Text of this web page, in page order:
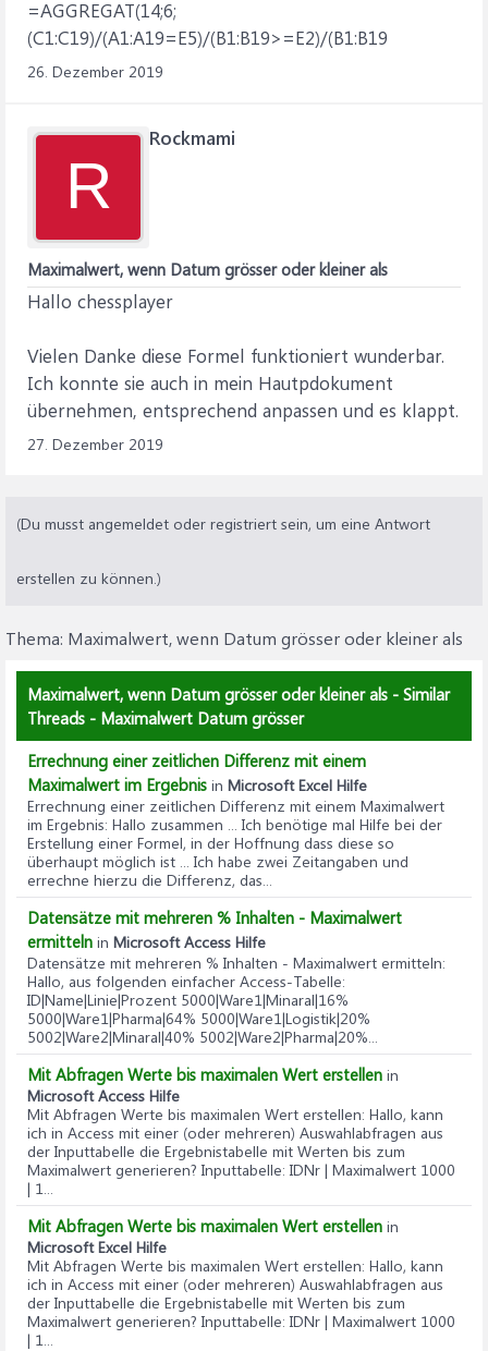
=AGGREGAT(14;6;
(C1:C19)/(A1:A19=E5)/(B1:B19>=E2)/(B1:B19
26. Dezember 2019
R
Rockmami
Maximalwert, wenn Datum grösser oder kleiner als
Hallo chessplayer
Vielen Danke diese Formel funktioniert wunderbar.
Ich konnte sie auch in mein Hautpdokument
übernehmen, entsprechend anpassen und es klappt.
27. Dezember 2019
(Du musst angemeldet oder registriert sein, um eine Antwort
erstellen zu können.)
Thema: Maximalwert, wenn Datum grösser oder kleiner als
Maximalwert, wenn Datum grösser oder kleiner als - Similar
Threads - Maximalwert Datum grösser
Errechnung einer zeitlichen Differenz mit einem
Maximalwert im Ergebnis in Microsoft Excel Hilfe
Errechnung einer zeitlichen Differenz mit einem Maximalwert
im Ergebnis: Hallo zusammen ... Ich benötige mal Hilfe bei der
Erstellung einer Formel, in der Hoffnung dass diese so
überhaupt möglich ist ... Ich habe zwei Zeitangaben und
errechne hierzu die Differenz, das...
Datensätze mit mehreren % Inhalten - Maximalwert
ermitteln in Microsoft Access Hilfe
Datensätze mit mehreren % Inhalten - Maximalwert ermitteln:
Hallo, aus folgenden einfacher Access-Tabelle:
ID|Name|Linie|Prozent 5000|Ware1|Minaral|16%
5000|Ware1|Pharma|64% 5000|Ware1|Logistik|20%
5002|Ware2|Minaral|40% 5002|Ware2|Pharma|20%...
Mit Abfragen Werte bis maximalen Wert erstellen in
Microsoft Access Hilfe
Mit Abfragen Werte bis maximalen Wert erstellen: Hallo, kann
ich in Access mit einer (oder mehreren) Auswahlabfragen aus
der Inputtabelle die Ergebnistabelle mit Werten bis zum
Maximalwert generieren? Inputtabelle: IDNr | Maximalwert 1000
| 1...
Mit Abfragen Werte bis maximalen Wert erstellen in
Microsoft Excel Hilfe
Mit Abfragen Werte bis maximalen Wert erstellen: Hallo, kann
ich in Access mit einer (oder mehreren) Auswahlabfragen aus
der Inputtabelle die Ergebnistabelle mit Werten bis zum
Maximalwert generieren? Inputtabelle: IDNr | Maximalwert 1000
| 1...